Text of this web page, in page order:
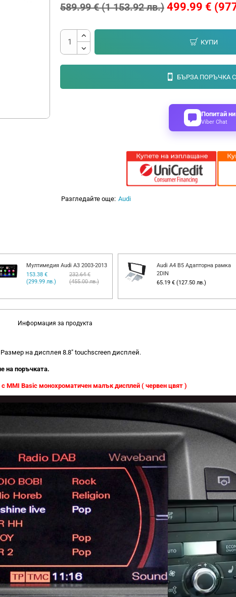
499.99 €
589.99 € (1 153.92 лв.)
КУПИ
БЪРЗА ПОРЪЧКА
Попитай ни
Viber Chat
Разгледайте още: Audi
Мултимедия Audi A3 2003-2013
153.38 €
(299.99 лв.)
232.64 €
(455.00 лв.)
Audi A4 B5 Адапторна рамка
2DIN
65.19 € (127.50 лв.)
Информация за продукта
Размер на дисплея 8.8" touchscreen дисплей.
на поръчката.
MMI Basic монохроматичен малък дисплей ( червен цвят )